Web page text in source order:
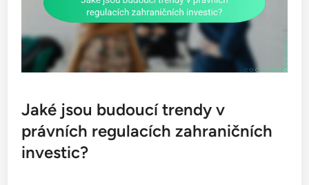
Jaké jsou budoucí trendy v
právních regulacích zahraničních
investic?